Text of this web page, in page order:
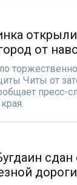
от
Читы от
пресс-